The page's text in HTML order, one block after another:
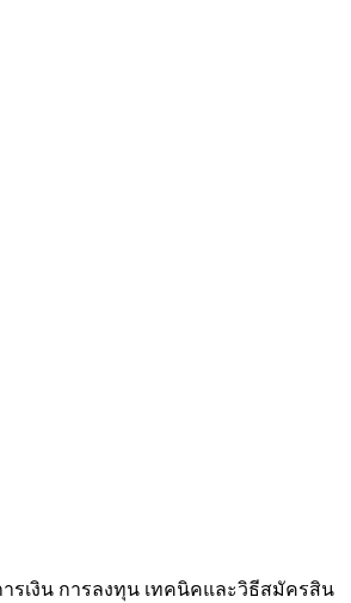
รเงิน การลงทุน เทคนิคและวิธีสมัครสิน